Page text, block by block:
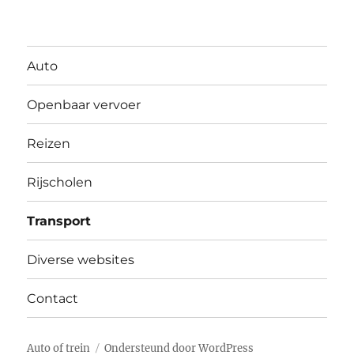
Auto
Openbaar vervoer
Reizen
Rijscholen
Transport
Diverse websites
Contact
Auto of trein Ondersteund door WordPress